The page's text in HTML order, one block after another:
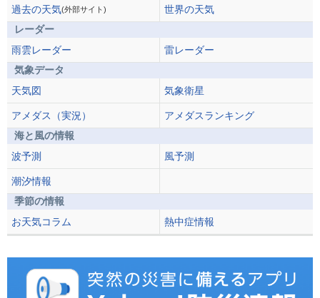
過去の天気(外部サイト)
世界の天気
レーダー
雨雲レーダー
雷レーダー
気象データ
天気図
気象衛星
アメダス（実況）
アメダスランキング
海と風の情報
波予測
風予測
潮汐情報
季節の情報
お天気コラム
熱中症情報